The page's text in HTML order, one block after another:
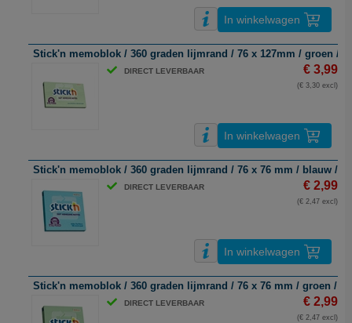
In winkelwagen
Stick'n memoblok / 360 graden lijmrand / 76 x 127mm / groen /
DIRECT LEVERBAAR € 3,99
(€ 3,30 excl)
In winkelwagen
Stick'n memoblok / 360 graden lijmrand / 76 x 76 mm / blauw /
DIRECT LEVERBAAR € 2,99
(€ 2,47 excl)
In winkelwagen
Stick'n memoblok / 360 graden lijmrand / 76 x 76 mm / groen /
DIRECT LEVERBAAR € 2,99
(€ 2,47 excl)